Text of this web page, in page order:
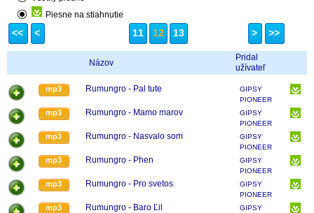
Piesne na stiahnutie
<< < 11 12 13 > >>
Názov
Pridal
užívateľ
mp3 Rumungro - Pal tute
GIPSY
PIONEER
mp3 Rumungro - Mamo marov
GIPSY
PIONEER
mp3 Rumungro - Nasvalo som
GIPSY
PIONEER
mp3 Rumungro - Phen
GIPSY
PIONEER
mp3 Rumungro - Pro svetos
GIPSY
PIONEER
mp3 Rumungro - Baro Ľil
GIPSY